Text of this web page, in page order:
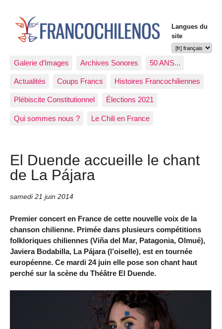
Langues du
site
Galerie d’Images Archives Sonores 50 ANS...
Actualités Coups Francs Histoires Francochiliennes
Plébiscite Constitutionnel Élections 2021
Qui sommes nous ? Le Chili en France
El Duende accueille le chant
de La Pájara
samedi 21 juin 2014
Premier concert en France de cette nouvelle voix de la
chanson chilienne. Primée dans plusieurs compétitions
folkloriques chiliennes (Viña del Mar, Patagonia, Olmué),
Javiera Bodabilla, La Pájara (l’oiselle), est en tournée
européenne. Ce mardi 24 juin elle pose son chant haut
perché sur la scène du Théâtre El Duende.